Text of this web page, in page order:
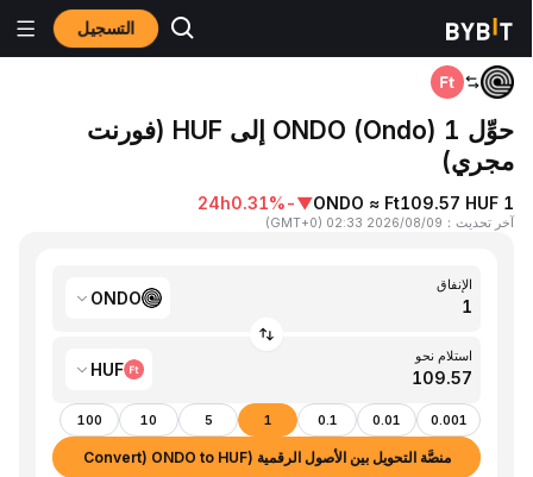
التسجيل المنزٍل ONDO to HUF
حوِّل 1 ONDO (Ondo) إلى HUF (فورنت
مجري)
1 ONDO ≈ Ft109.57 HUF
▼
-0.31%
24h
آخر تحديث：
2026/08/09 02:33
(
GMT+0
)
الإنفاق
ONDO
استلام نحو
HUF
0.001
0.01
0.1
1
5
10
100
منصَّة التحويل بين الأصول الرقمية (Convert) ONDO to HUF